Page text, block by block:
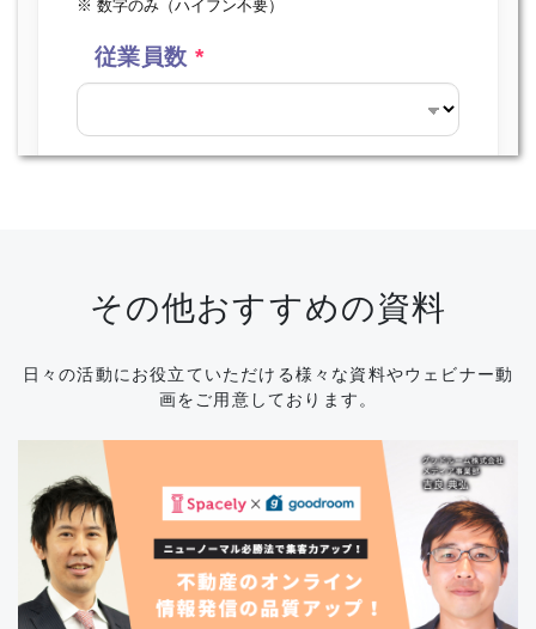
その他おすすめの資料
日々の活動にお役立ていただける様々な資料やウェビナー動
画をご用意しております。